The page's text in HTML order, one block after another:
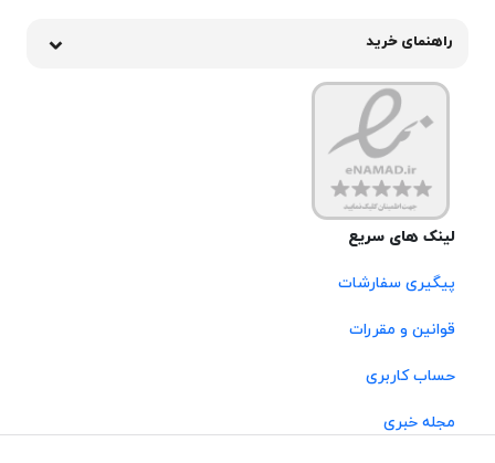
راهنمای خرید
لینک های سریع
پیگیری سفارشات
قوانین و مقررات
حساب کاربری
مجله خبری